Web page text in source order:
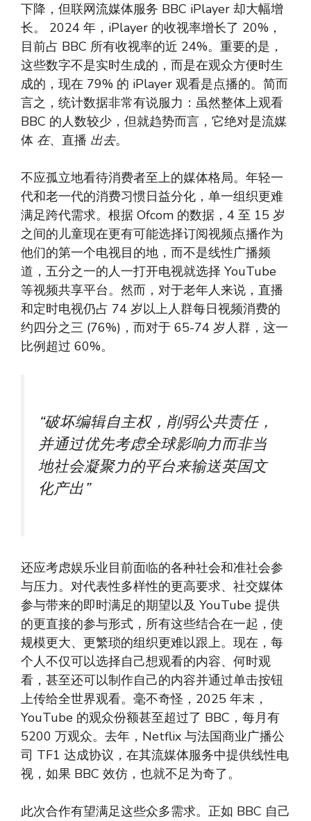
下降，但联网流媒体服务 BBC iPlayer 却大幅增
长。 2024 年，iPlayer 的收视率增长了 20%，
目前占 BBC 所有收视率的近 24%。重要的是，
这些数字不是实时生成的，而是在观众方便时生
成的，现在 79% 的 iPlayer 观看是点播的。简而
言之，统计数据非常有说服力：虽然整体上观看
BBC 的人数较少，但就趋势而言，它绝对是流媒
体 在、直播 出去。
不应孤立地看待消费者至上的媒体格局。年轻一
代和老一代的消费习惯日益分化，单一组织更难
满足跨代需求。根据 Ofcom 的数据，4 至 15 岁
之间的儿童现在更有可能选择订阅视频点播作为
他们的第一个电视目的地，而不是线性广播频
道，五分之一的人一打开电视就选择 YouTube
等视频共享平台。然而，对于老年人来说，直播
和定时电视仍占 74 岁以上人群每日视频消费的
约四分之三 (76%)，而对于 65-74 岁人群，这一
比例超过 60%。
“破坏编辑自主权，削弱公共责任，
并通过优先考虑全球影响力而非当
地社会凝聚力的平台来输送英国文
化产出”
还应考虑娱乐业目前面临的各种社会和准社会参
与压力。对代表性多样性的更高要求、社交媒体
参与带来的即时满足的期望以及 YouTube 提供
的更直接的参与形式，所有这些结合在一起，使
规模更大、更繁琐的组织更难以跟上。现在，每
个人不仅可以选择自己想观看的内容、何时观
看，甚至还可以制作自己的内容并通过单击按钮
上传给全世界观看。毫不奇怪，2025 年末，
YouTube 的观众份额甚至超过了 BBC，每月有
5200 万观众。去年，Netflix 与法国商业广播公
司 TF1 达成协议，在其流媒体服务中提供线性电
视，如果 BBC 效仿，也就不足为奇了。
此次合作有望满足这些众多需求。正如 BBC 自己